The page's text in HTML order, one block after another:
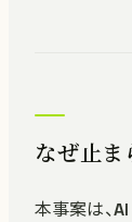
なぜ止ま
本事案は、